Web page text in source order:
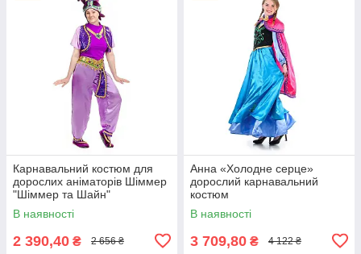
Карнавальний костюм для
дорослих аніматорів Шіммер
"Шіммер та Шайн"
В наявності
2 390,40 ₴ 2 656 ₴
Анна «Холодне серце»
дорослий карнавальний
костюм
В наявності
3 709,80 ₴ 4 122 ₴